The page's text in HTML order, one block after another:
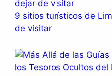
9 sitios turísticos de
de visitar